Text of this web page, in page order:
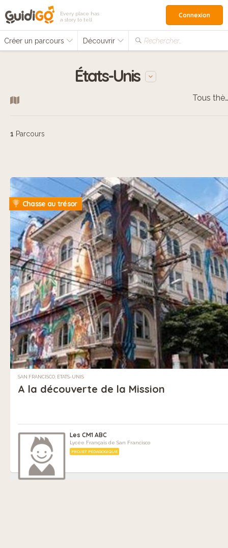
Every place has
a story to tell
Créer un parcours Découvrir Rechercher…
Connexion
États-Unis
Tous thèmes
1 Parcours
Chasse au trésor
SAN FRANCISCO, ÉTATS-UNIS
A la découverte de la Mission
Les CM1 ABC
Lycée Français de San Francisco
PROJET PÉDAGOGIQUE